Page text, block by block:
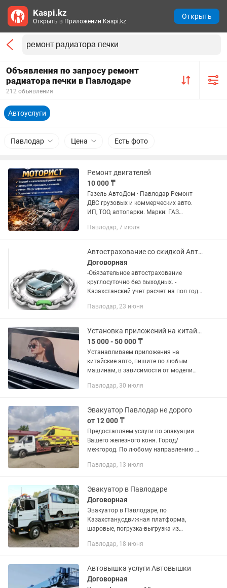
Объявления по запросу ремонт
радиатора печки в Павлодаре
212 объявления
Автоуслуги
Павлодар Цена Есть фото
Ремонт двигателей
10 000 ₸
Газель АвтоДом · Павлодар Ремонт
ДВС грузовых и коммерческих авто.
ИП, ТОО, автопарки. Марки: ГАЗ
Isuzu, Hyundai HD, MAN. Услуги: —
Павлодар, 7 июля
Автострахование со скидкой АвтоСтраховка на все виды машин
Договорная
-Обязательное автострахование
круглосуточно без выходных. -
Казахстанский учет расчет на пол года
Выезд в Россию Российский учет
Павлодар, 23 июня
Установка приложений на китайские авто
15 000 - 50 000 ₸
Устанавливаем приложения на
китайские авто, пишите по любым
машинам, в зависимости от модели
нет. Работаем на выезд по Павлодар-
Павлодар, 30 июля
Эвакуатор Павлодар не дорого
от 12 000 ₸
Предоставляем услуги по эвакуации
Вашего железного коня. Город/
межгород. По любому направлению Р
Павлодар, 13 июля
Эвакуатор в Павлодаре
Договорная
Эвакуатор в Павлодаре, по
Казахстану,сдвижная платформа,
шаровые, погрузка-выгрузка из
Павлодар, 18 июня
Автовышка услуги Автовышки
Договорная
Kaspi.kz
Открыть в Приложении Kaspi.kz
Открыть